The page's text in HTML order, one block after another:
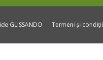
GLISSANDO Termeni și condiții